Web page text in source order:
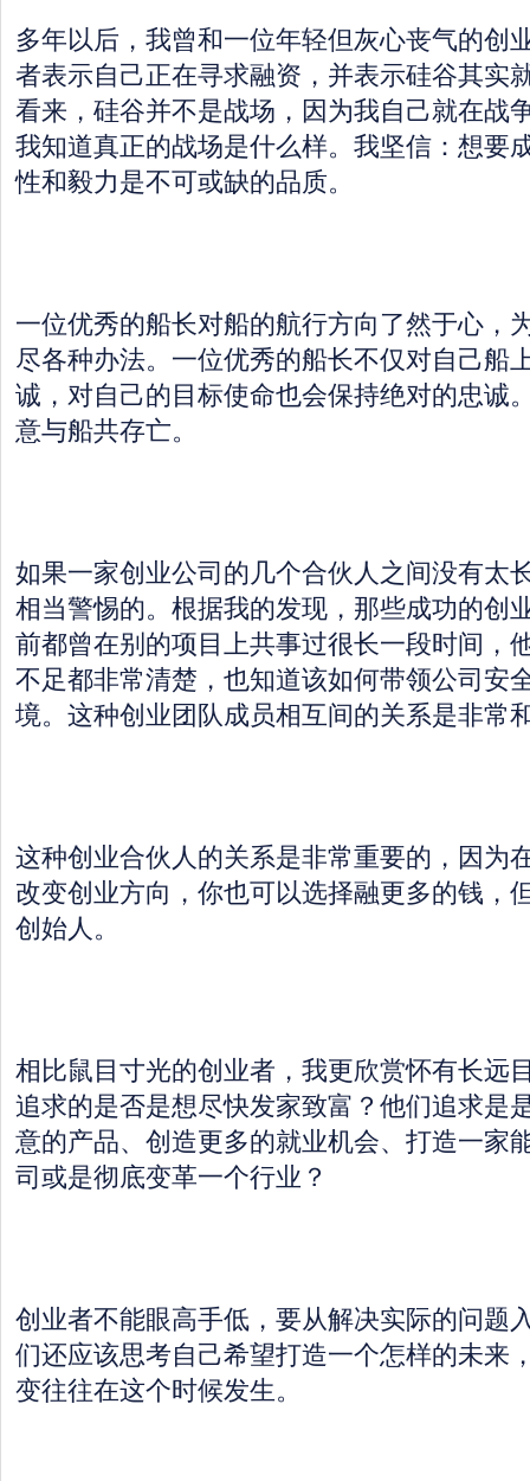
多年以后，我曾和一位年轻但灰心丧气的创
者表示自己正在寻求融资，并表示硅谷其实
看来，硅谷并不是战场，因为我自己就在战
我知道真正的战场是什么样。我坚信：想要
性和毅力是不可或缺的品质。
一位优秀的船长对船的航行方向了然于心，
尽各种办法。一位优秀的船长不仅对自己船
诚，对自己的目标使命也会保持绝对的忠诚
意与船共存亡。
如果一家创业公司的几个合伙人之间没有太
相当警惕的。根据我的发现，那些成功的创
前都曾在别的项目上共事过很长一段时间，
不足都非常清楚，也知道该如何带领公司安
境。这种创业团队成员相互间的关系是非常
这种创业合伙人的关系是非常重要的，因为
改变创业方向，你也可以选择融更多的钱，
创始人。
相比鼠目寸光的创业者，我更欣赏怀有长远
追求的是否是想尽快发家致富？他们追求是
意的产品、创造更多的就业机会、打造一家
司或是彻底变革一个行业？
创业者不能眼高手低，要从解决实际的问题
们还应该思考自己希望打造一个怎样的未来
变往往在这个时候发生。